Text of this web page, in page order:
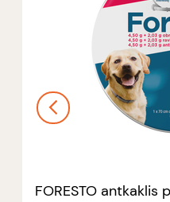
FORESTO antkaklis